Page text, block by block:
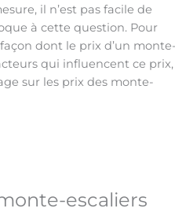
il n’est pas facile de
à cette question. Pour
dont le prix d’un
qui influencent ce prix,
sur les prix des monte-
escaliers